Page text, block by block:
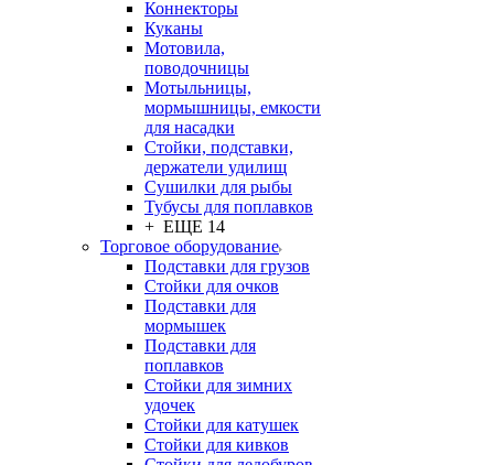
Коннекторы
Куканы
Мотовила,
поводочницы
Мотыльницы,
мормышницы, емкости
для насадки
Стойки, подставки,
держатели удилищ
Сушилки для рыбы
Тубусы для поплавков
+ ЕЩЕ 14
Торговое оборудование
Подставки для грузов
Стойки для очков
Подставки для
мормышек
Подставки для
поплавков
Стойки для зимних
удочек
Стойки для катушек
Стойки для кивков